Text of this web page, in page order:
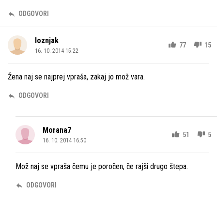
ODGOVORI
loznjak
16. 10. 2014 15.22
77 15
Žena naj se najprej vpraša, zakaj jo mož vara.
ODGOVORI
Morana7
16. 10. 2014 16.50
51 5
Mož naj se vpraša čemu je poročen, če rajši drugo štepa.
ODGOVORI